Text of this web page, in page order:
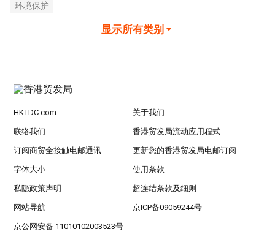
环境保护
显示所有类别
HKTDC.com 关于我们
联络我们 香港贸发局流动应用程式
订阅商贸全接触电邮通讯 更新您的香港贸发局电邮订阅
字体大小 使用条款
私隐政策声明 超连结条款及细则
网站导航 京ICP备09059244号
京公网安备 11010102003523号